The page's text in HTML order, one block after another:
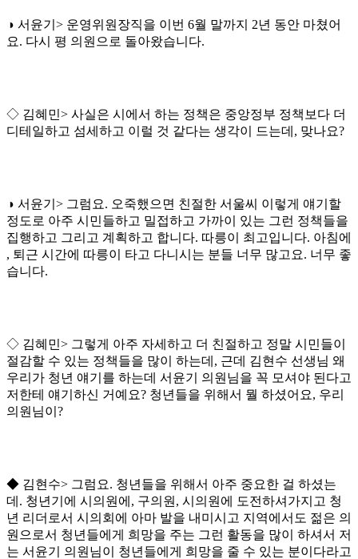
◑ 서윤기> 운영위원장직을 이번 6월 말까지 2년 동안 마쳤어
요. 다시 평 의원으로 돌아왔습니다.
◇ 김혜민> 사실은 시에서 하는 정책은 중앙정부 정책보다 더
디테일하고 섬세하고 이럴 것 같다는 생각이 드는데, 맞나요?
◑ 서윤기> 그럼요. 오죽했으면 친절한 서울씨 이렇게 얘기할
정도로 아주 시민들하고 밀접하고 가까이 있는 그런 정책들을
집행하고 그리고 계획하고 합니다. 따릉이 최고입니다. 아침에
, 퇴근 시간에 따릉이 타고 다니시는 분들 너무 많고요. 너무 좋
습니다.
◇ 김혜민> 그렇게 아주 자세하고 더 친절하고 정말 시민들이
절감할 수 있는 정책들을 많이 하는데, 근데 김현수 선생님 왜
우리가 청년 얘기를 하는데 서윤기 의원님을 꼭 모셔야 된다고
저한테 얘기하신 거예요? 청년들을 위해서 뭘 하셨어요, 우리
의원님이?
◆ 김현수> 그럼요. 청년들을 위해서 아주 중요한 걸 하셨는
데. 청년기에 시의원에, 구의원, 시의원에 도전하셔가지고 청
년 리더로서 시의회에 아마 발을 내미시고 지역에서도 젊은 의
원으로서 청년들에게 희망을 주는 그런 활동을 많이 하셔서 저
는 서윤기 의원님이 청년들에게 희망을 줄 수 있는 분이다라고